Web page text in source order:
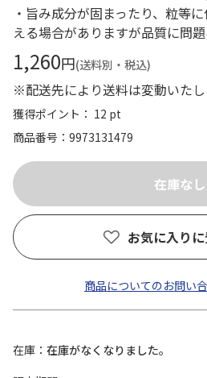
・旨み成分が固まったり、粒等
える場合がありますが品質に問題
1,260円(送料別・税込)
※配送先により送料は変動いたし
獲得ポイント： 12 pt
商品番号
9973131479
お気に入り
商品についてのお問い
在庫
在庫がなくなりました。